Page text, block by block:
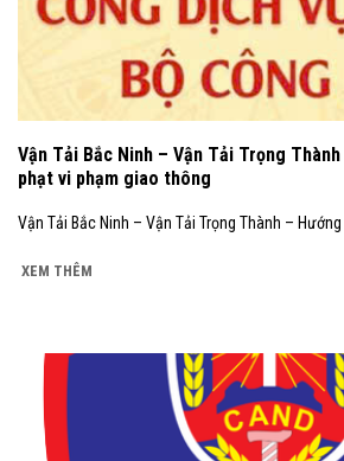
Vận Tải Bắc Ninh – Vận Tải Trọng
phạt vi phạm giao thông
Vận Tải Bắc Ninh – Vận Tải Trọng Thành – Hướng
XEM THÊM